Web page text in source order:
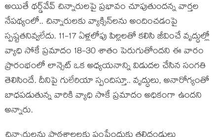
అయితే థర్డ్‌వేవ్‌ చిన్నారులపై ప్రభావం చూపుతుందన్న వార్తల
నేపథ్యంలో.. చిన్నారులకు వ్యాక్సిన్‌లను అందించడంపై
స్పష్టతనివ్వలేదు. 11-17 ఏళ్లలోపు పిల్లలతో కలిసి జీవించే వృద్ధుల్లో
వ్యాధి సోకే ప్రమాదం 18-30 శాతం పెరుగుతోందని ఈ వారం
ప్రారంభంలో లాన్సెట్‌ ఒక అధ్యయనాన్ని విడుదల చేసిన సంగతి
తెలిసిందే. దీనిపై గులేరియా స్పందిస్తూ.. వృద్ధులు, అనారోగ్యంతో
బాధపడుతున్న వారికి వ్యాధి సొకే ప్రమాదం అధికంగా ఉందని
అన్నారు.